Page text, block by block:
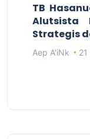
TB
Alutsista
Strategis
Aep A'iNk